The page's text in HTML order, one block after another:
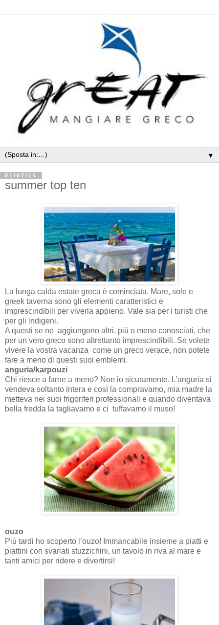
▼
01/07/14
summer top ten
La lunga calda estate greca è cominciata. Mare, sole e
greek taverna sono gli elementi caratteristici e
imprescindibili per viverla appieno. Vale sia per i turisti che
per gli indigeni.
A questi se ne aggiungono altri, più o meno conosciuti, che
per un vero greco sono altrettanto imprescindibili. Se volete
vivere la vostra vacanza come un greco verace, non potete
fare a meno di questi suoi emblemi.
anguria/karpouzi
Chi riesce a farne a meno? Non io sicuramente. L’anguria si
vendeva soltanto intera e così la compravamo, mia madre la
metteva nei suoi frigoriferi professionali e quando diventava
bella fredda la tagliavamo e ci tuffavamo il muso!
ouzo
Più tardi ho scoperto l’ouzo! Immancabile insieme a piatti e
piattini con svariati stuzzichini, un tavolo in riva al mare e
tanti amici per ridere e divertirsi!